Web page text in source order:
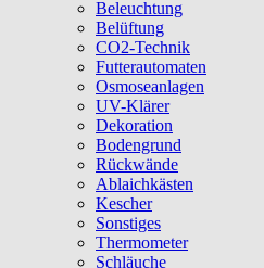
Beleuchtung
Belüftung
CO2-Technik
Futterautomaten
Osmoseanlagen
UV-Klärer
Dekoration
Bodengrund
Rückwände
Ablaichkästen
Kescher
Sonstiges
Thermometer
Schläuche